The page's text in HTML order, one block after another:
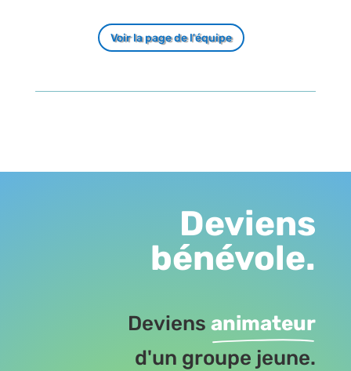
Voir la page de l'équipe
Deviens
bénévole.
Deviensanimateur
d'un groupe jeune.